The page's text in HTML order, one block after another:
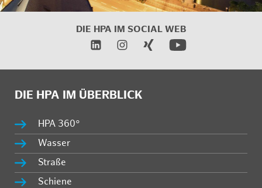
DIE HPA IM SOCIAL WEB
DIE HPA IM ÜBERBLICK
HPA 360°
Wasser
Straße
Schiene